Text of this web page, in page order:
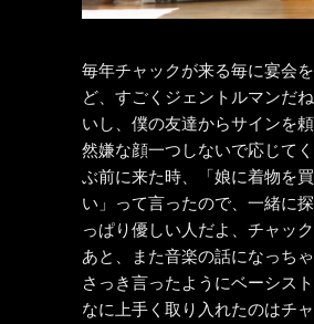
毎年チャックが来る毎に宴会
ど、すごくジェントルマンだ
いし、僕の友達からサインを
然嫌な顔一つしないで応じて
ぶ前に来た時、「娘に着物を
い」って言ったので、一緒に
っぱり優しい人だよ、チャック
あと、また音楽の話になっちゃ
さっき言ったようにベーシス
なに上手く取り入れたのはチ